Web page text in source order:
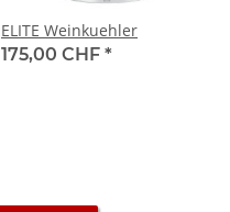
ELITE Weinkuehler
175,00 CHF *